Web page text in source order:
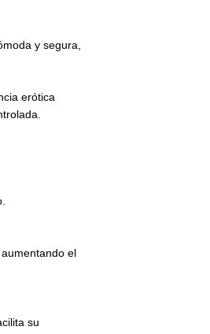
y segura,
erótica
el
su